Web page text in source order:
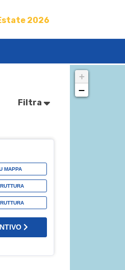
2026
Filtra
MAPPA
+
−